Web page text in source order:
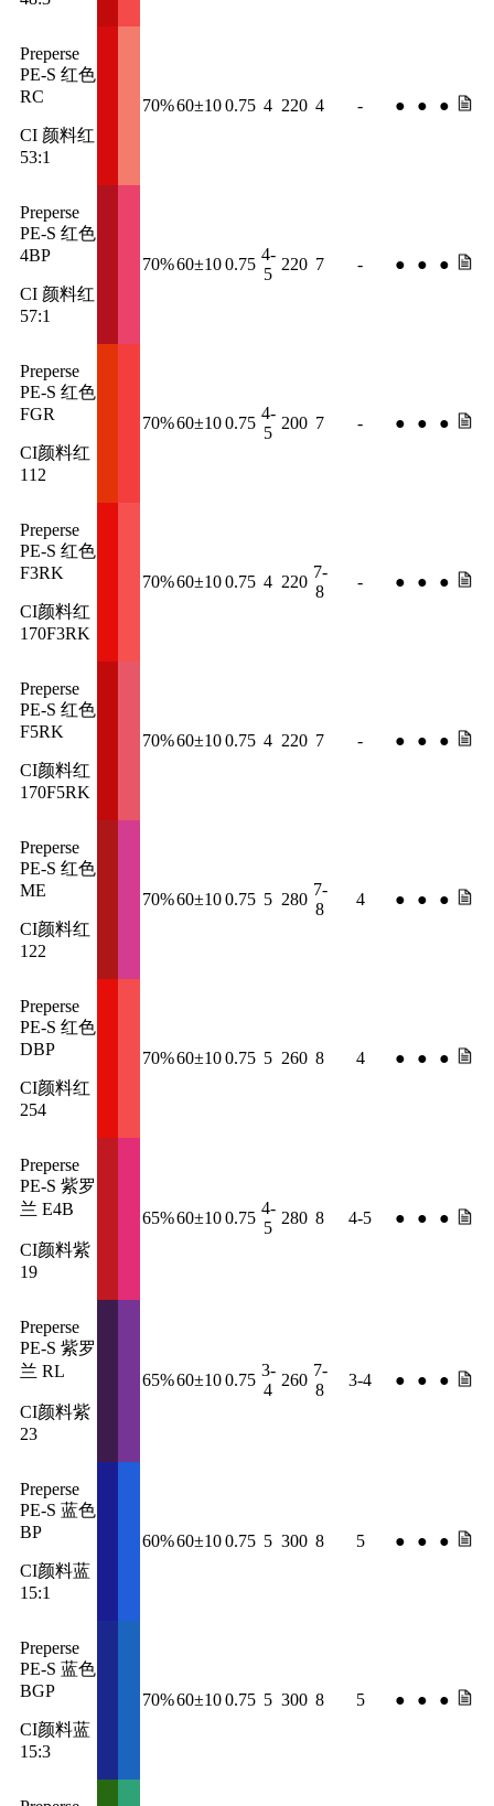
Preperse
PE-S 红色
RC
CI 颜料红
53:1
70%60±100.75 4 220 4 - ● ● ●
Preperse
PE-S 红色
4BP
CI 颜料红
57:1
70%60±100.75
4-
5
220 7 - ● ● ●
Preperse
PE-S 红色
FGR
CI颜料红
112
70%60±100.75
4-
5
200 7 - ● ● ●
Preperse
PE-S 红色
F3RK
CI颜料红
170F3RK
70%60±100.75 4 220
7-
8
- ● ● ●
Preperse
PE-S 红色
F5RK
CI颜料红
170F5RK
70%60±100.75 4 220 7 - ● ● ●
Preperse
PE-S 红色
ME
CI颜料红
122
70%60±100.75 5 280
7-
8
4 ● ● ●
Preperse
PE-S 红色
DBP
CI颜料红
254
70%60±100.75 5 260 8 4 ● ● ●
Preperse
PE-S 紫罗
兰 E4B
CI颜料紫
19
65%60±100.75
4-
5
280 8 4-5 ● ● ●
Preperse
PE-S 紫罗
兰 RL
CI颜料紫
23
65%60±100.75
3-
4
260
7-
8
3-4 ● ● ●
Preperse
PE-S 蓝色
BP
CI颜料蓝
15:1
60%60±100.75 5 300 8 5 ● ● ●
Preperse
PE-S 蓝色
BGP
CI颜料蓝
15:3
70%60±100.75 5 300 8 5 ● ● ●